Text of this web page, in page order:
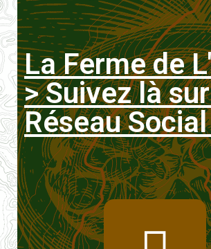
La Ferme de
> Suivez là
Réseau